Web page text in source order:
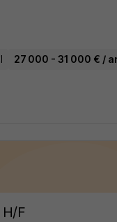
27 000 - 31 000 € /
F